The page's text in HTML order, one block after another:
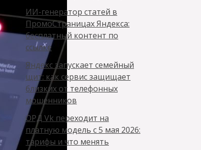
ИИ-генератор статей в
ПромоСтраницах Яндекса:
бесплатный контент по
ссылке
Яндекс запускает семейный
щит: как сервис защищает
близких от телефонных
мошенников
ОРД Vk переходит на
платную модель с 5 мая 2026:
тарифы и что менять